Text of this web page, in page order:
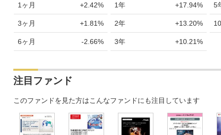
1ヶ月 +2.42%
3ヶ月 +1.81%
6ヶ月 -2.66%
1年 +17.94%
2年 +13.20%
3年 +10.21%
5
注目ファンド
このファンドを見た方はこんなファンドにも注目しています